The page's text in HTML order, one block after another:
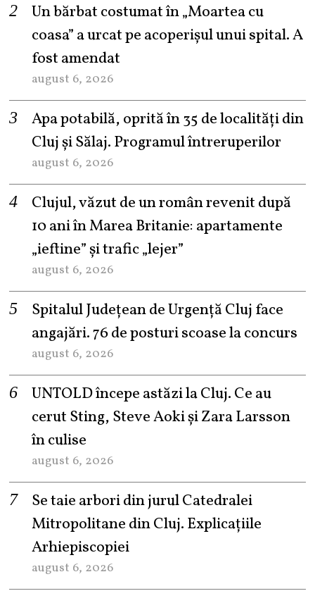
Un bărbat costumat în „Moartea cu
coasa” a urcat pe acoperișul unui spital. A
fost amendat
august 6, 2026
Apa potabilă, oprită în 35 de localități din
Cluj și Sălaj. Programul întreruperilor
august 6, 2026
Clujul, văzut de un român revenit după
10 ani în Marea Britanie: apartamente
„ieftine” și trafic „lejer”
august 6, 2026
Spitalul Județean de Urgență Cluj face
angajări. 76 de posturi scoase la concurs
august 6, 2026
UNTOLD începe astăzi la Cluj. Ce au
cerut Sting, Steve Aoki și Zara Larsson
în culise
august 6, 2026
Se taie arbori din jurul Catedralei
Mitropolitane din Cluj. Explicațiile
Arhiepiscopiei
august 6, 2026